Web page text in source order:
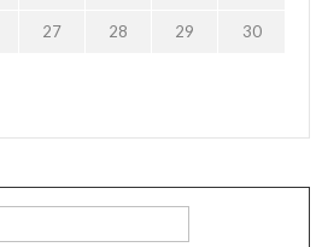
27 28 29 30